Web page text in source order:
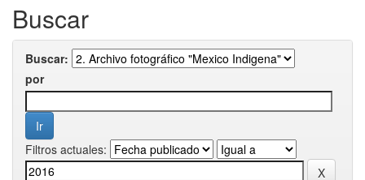
Buscar
Buscar:
por
Filtros actuales: